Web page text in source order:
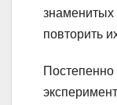
знаменитых
повторить